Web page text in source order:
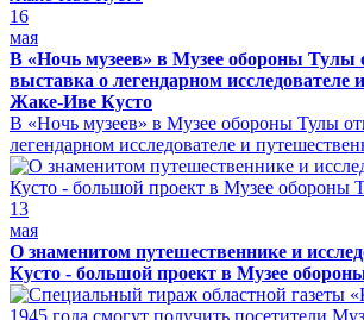
16
мая
В «Ночь музеев» в Музее обороны Тулы
выставка о легендарном исследователе
Жаке-Иве Кусто
В «Ночь музеев» в Музее обороны Тулы
легендарном исследователе и
13
мая
О знаменитом путешественнике и
Кусто - большой проект в Музее